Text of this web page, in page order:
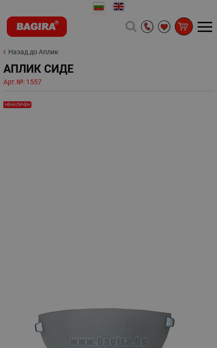
Назад до Аплик
АПЛИК СИДЕ
Арт.№: 1557
НЕНАЛИЧЕН